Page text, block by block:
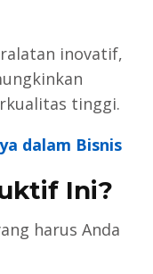
inovatif,
tinggi.
dalam Bisnis
Ini?
harus Anda